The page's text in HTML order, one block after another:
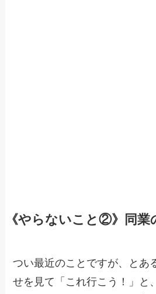
《やらないこと②》同業
つい最近のことですが、とあ
せを見て「これ行こう！」と